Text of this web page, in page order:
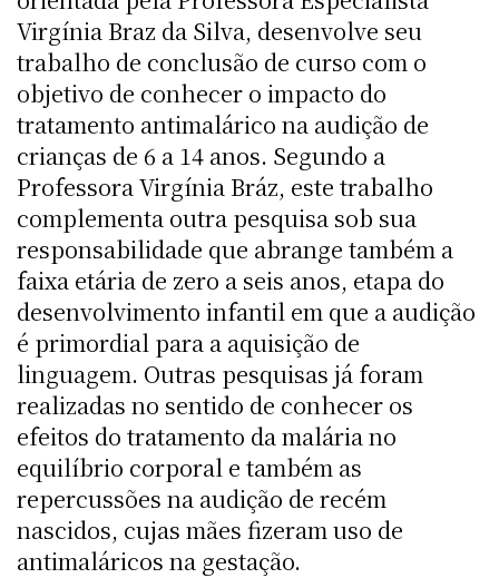
Virgínia Braz da Silva, desenvolve seu
trabalho de conclusão de curso com o
objetivo de conhecer o impacto do
tratamento antimalárico na audição de
crianças de 6 a 14 anos. Segundo a
Professora Virgínia Bráz, este trabalho
complementa outra pesquisa sob sua
responsabilidade que abrange também a
faixa etária de zero a seis anos, etapa do
desenvolvimento infantil em que a audição
é primordial para a aquisição de
linguagem. Outras pesquisas já foram
realizadas no sentido de conhecer os
efeitos do tratamento da malária no
equilíbrio corporal e também as
repercussões na audição de recém
nascidos, cujas mães fizeram uso de
antimaláricos na gestação.